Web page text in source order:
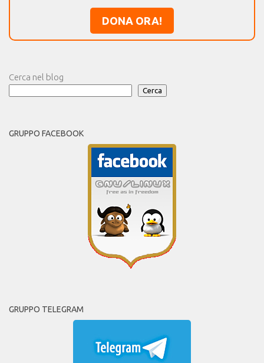
DONA ORA!
Cerca nel blog
Cerca
GRUPPO FACEBOOK
GRUPPO TELEGRAM